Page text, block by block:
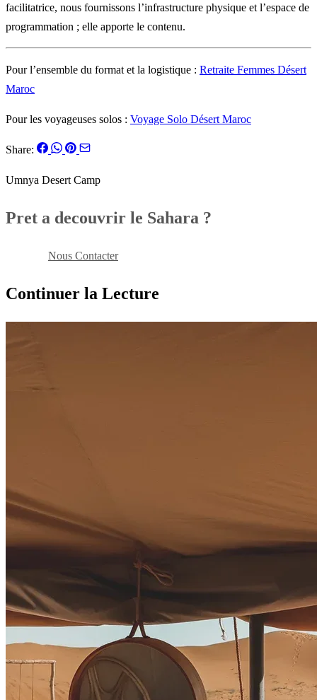
facilitatrice, nous fournissons l’infrastructure physique et l’espace de
programmation ; elle apporte le contenu.
Pour l’ensemble du format et la logistique : Retraite Femmes Désert
Maroc
Pour les voyageuses solos : Voyage Solo Désert Maroc
Share:
Umnya Desert Camp
Pret a decouvrir le Sahara ?
Nous Contacter
Continuer la Lecture